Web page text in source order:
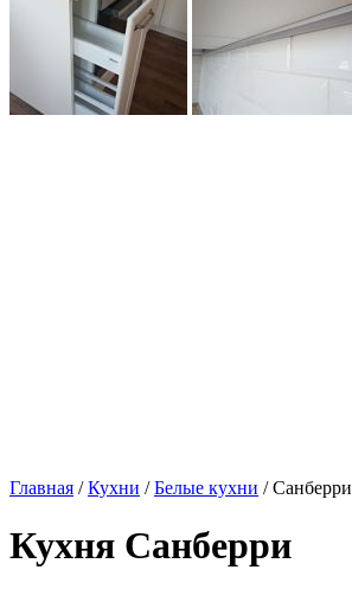
Главная /Кухни /Белые кухни / Санберри
Кухня Санберри